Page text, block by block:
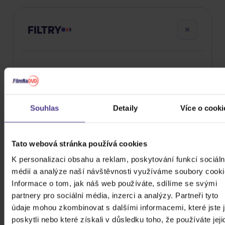
Souhlas Detaily Více o
Tato webová stránka používá cookies
K personalizaci obsahu a reklam, poskytování funkcí
médií a analýze naší návštěvnosti využíváme soubory
Informace o tom, jak náš web používáte, sdílíme se svými
partnery pro sociální média, inzerci a analýzy. Partneři tyto
údaje mohou zkombinovat s dalšími informacemi, které jste
poskytli nebo které získali v důsledku toho, že používáte
FILTRY
Cena
Cena od Cena do
Žánr
Rock
Značka/Výrobce
BMG
Rok vydání
Od Do
Dostupnost